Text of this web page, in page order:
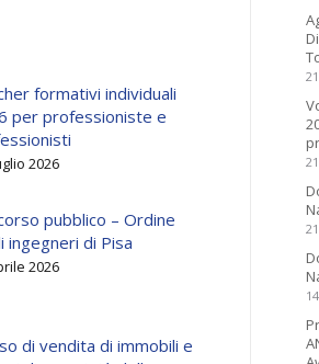
formativi individuali
per professioniste e
2026
pubblico – Ordine
ingegneri di Pisa
2026
di vendita di immobili e